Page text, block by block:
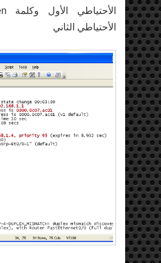
الأحتياطي الثاني